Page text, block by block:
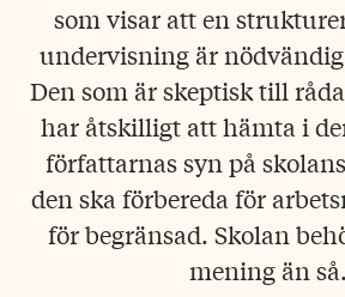
som visar att en
undervisning är
Den som är skeptisk till
har åtskilligt att hämta i
författarnas syn på
den ska förbereda för
för begränsad. Skolan
mening än så.